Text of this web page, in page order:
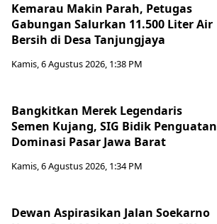
Kemarau Makin Parah, Petugas
Gabungan Salurkan 11.500 Liter Air
Bersih di Desa Tanjungjaya
Kamis, 6 Agustus 2026, 1:38 PM
Bangkitkan Merek Legendaris
Semen Kujang, SIG Bidik Penguatan
Dominasi Pasar Jawa Barat
Kamis, 6 Agustus 2026, 1:34 PM
Dewan Aspirasikan Jalan Soekarno